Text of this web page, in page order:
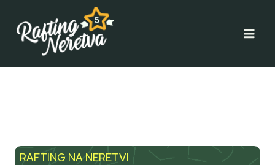
content
RAFTING NA NERETVI